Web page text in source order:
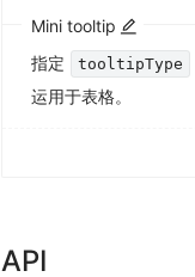
Mini tooltip
指定
tooltipType
运用于表格。
API